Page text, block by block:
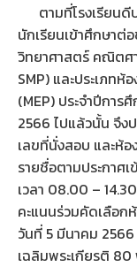
ตามที่โรงเรียนดี
นักเรียนเข้าศึกษาต่
วิทยาศาสตร์ คณิตศ
SMP) และประเภท
(MEP) ประจำปีการ
2566 ไปแล้วนั้น จึง
เลขที่นั่งสอบ และห้
รายชื่อตามประกาศ
เวลา 08.00 –
คะแนนร่วมคัดเลือก
วันที่ 5 มีนาคม 2566
เฉลิมพระเกียรติ